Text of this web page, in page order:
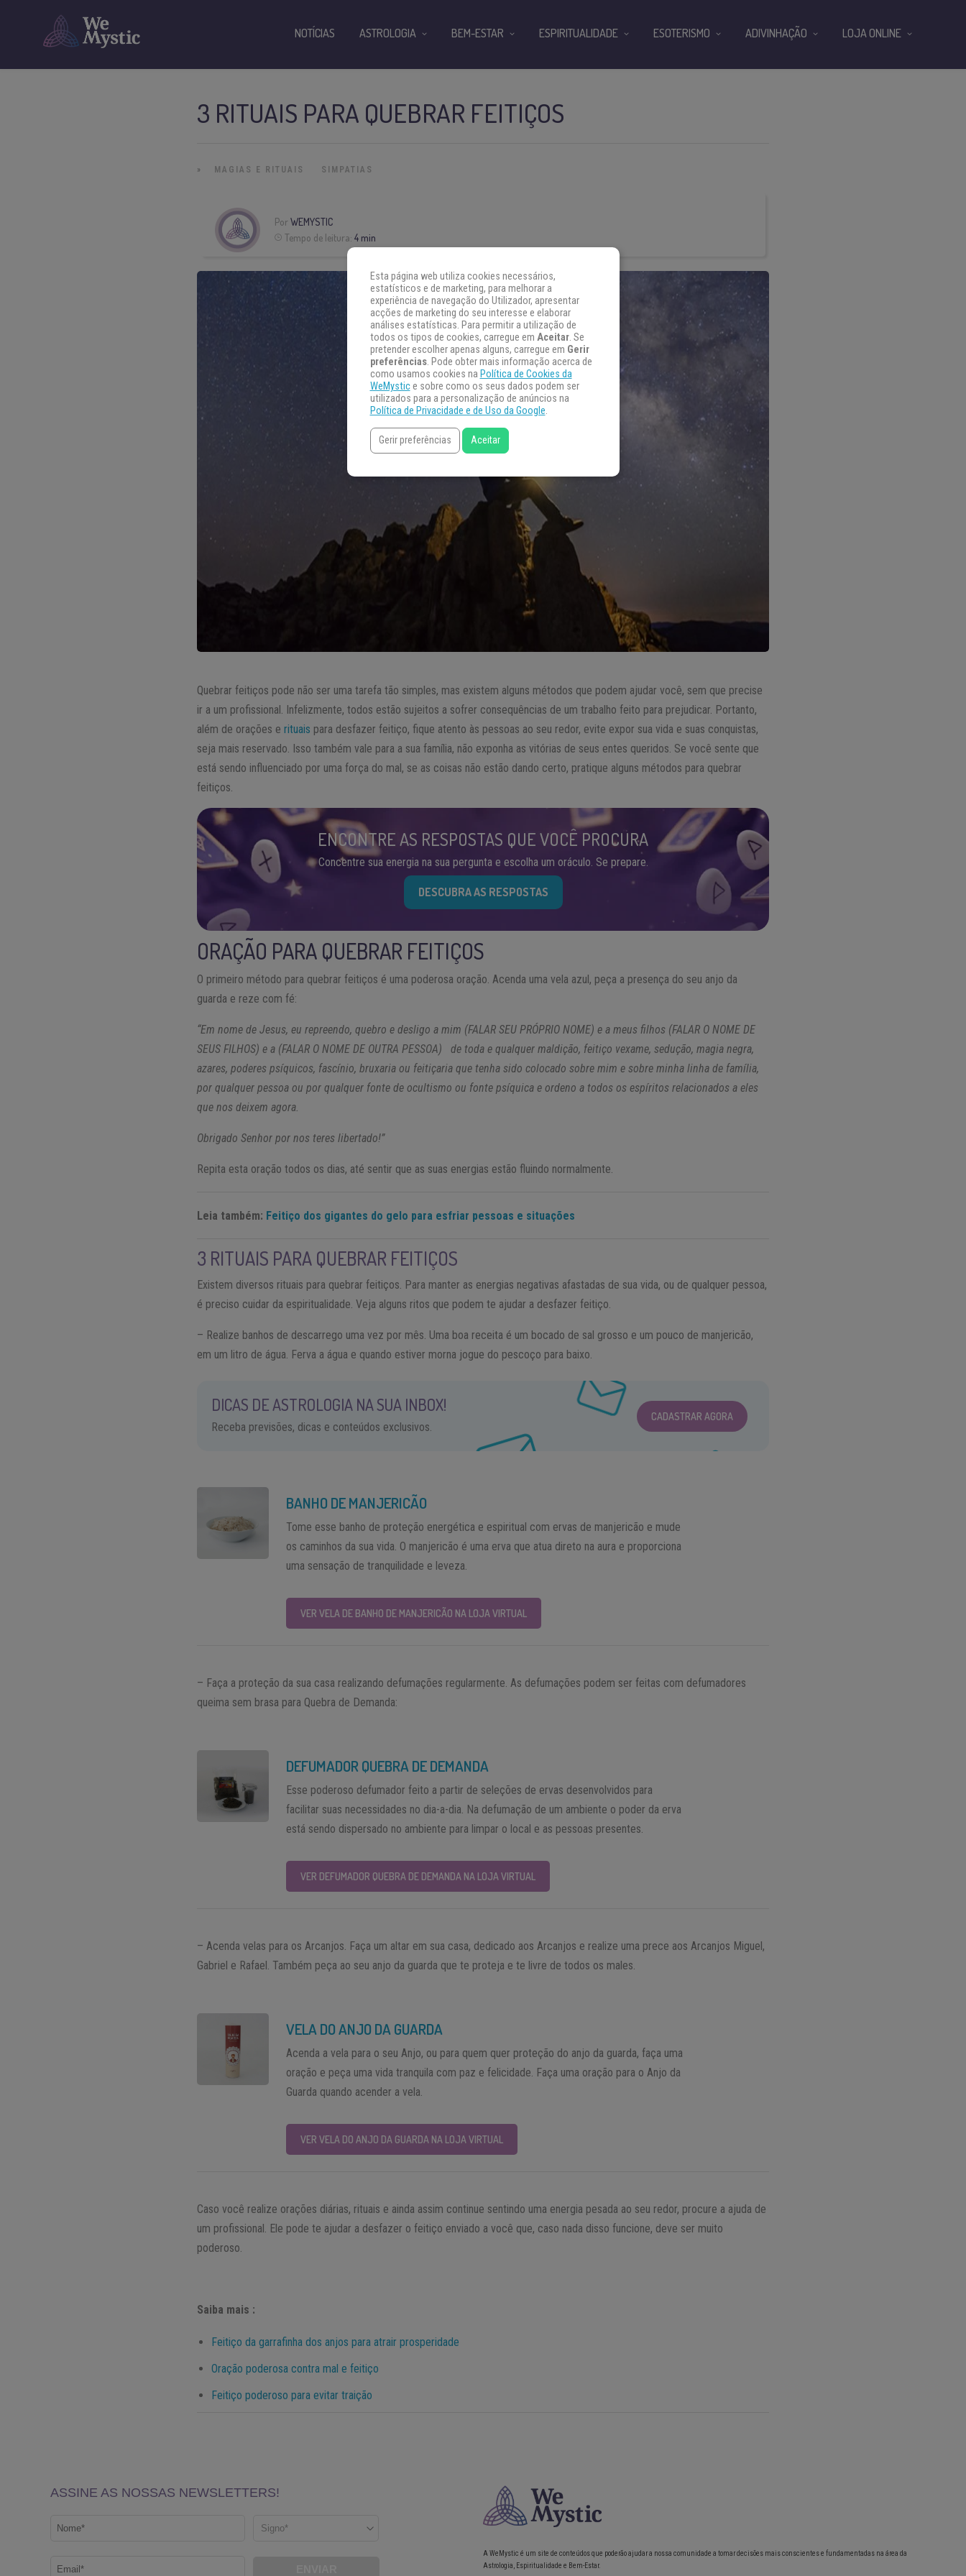
3 RITUAIS PARA QUEBRAR FEITIÇOS
» MAGIAS E RITUAIS SIMPATIAS
Por WEMYSTIC
Tempo de leitura: 4 min
Quebrar feitiços pode não ser uma tarefa tão simples, mas existem alguns métodos que podem ajudar você, sem que precise
ir a um profissional. Infelizmente, todos estão sujeitos a sofrer consequências de um trabalho feito para prejudicar. Portanto,
além de orações erituais para desfazer feitiço, fique atento às pessoas ao seu redor, evite expor sua vida e suas conquistas,
seja mais reservado. Isso também vale para a sua família, não exponha as vitórias de seus entes queridos. Se você sente que
está sendo influenciado por uma força do mal, se as coisas não estão dando certo, pratique alguns métodos para quebrar
feitiços.
ENCONTRE AS RESPOSTAS QUE VOCÊ PROCURA
Concentre sua energia na sua pergunta e escolha um oráculo. Se prepare.
DESCUBRA AS RESPOSTAS
ORAÇÃO PARA QUEBRAR FEITIÇOS
O primeiro método para quebrar feitiços é uma poderosa oração. Acenda uma vela azul, peça a presença do seu anjo da
guarda e reze com fé:
“Em nome de Jesus, eu repreendo, quebro e desligo a mim (FALAR SEU PRÓPRIO NOME) e a meus filhos (FALAR O NOME DE
SEUS FILHOS) e a (FALAR O NOME DE OUTRA PESSOA) de toda e qualquer maldição, feitiço vexame, sedução, magia negra,
azares, poderes psíquicos, fascínio, bruxaria ou feitiçaria que tenha sido colocado sobre mim e sobre minha linha de família,
por qualquer pessoa ou por qualquer fonte de ocultismo ou fonte psíquica e ordeno a todos os espíritos relacionados a eles
que nos deixem agora.
Obrigado Senhor por nos teres libertado!”
Repita esta oração todos os dias, até sentir que as suas energias estão fluindo normalmente.
Leia também: Feitiço dos gigantes do gelo para esfriar pessoas e situações
3 RITUAIS PARA QUEBRAR FEITIÇOS
Existem diversos rituais para quebrar feitiços. Para manter as energias negativas afastadas de sua vida, ou de qualquer pessoa,
é preciso cuidar da espiritualidade. Veja alguns ritos que podem te ajudar a desfazer feitiço.
– Realize banhos de descarrego uma vez por mês. Uma boa receita é um bocado de sal grosso e um pouco de manjericão,
em um litro de água. Ferva a água e quando estiver morna jogue do pescoço para baixo.
DICAS DE ASTROLOGIA NA SUA INBOX!
Receba previsões, dicas e conteúdos exclusivos.
CADASTRAR AGORA
BANHO DE MANJERICÃO
Tome esse banho de proteção energética e espiritual com ervas de manjericão e mude
os caminhos da sua vida. O manjericão é uma erva que atua direto na aura e proporciona
uma sensação de tranquilidade e leveza.
VER VELA DE BANHO DE MANJERICÃO NA LOJA VIRTUAL
– Faça a proteção da sua casa realizando defumações regularmente. As defumações podem ser feitas com defumadores
queima sem brasa para Quebra de Demanda:
DEFUMADOR QUEBRA DE DEMANDA
Esse poderoso defumador feito a partir de seleções de ervas desenvolvidos para
facilitar suas necessidades no dia-a-dia. Na defumação de um ambiente o poder da erva
está sendo dispersado no ambiente para limpar o local e as pessoas presentes.
VER DEFUMADOR QUEBRA DE DEMANDA NA LOJA VIRTUAL
– Acenda velas para os Arcanjos. Faça um altar em sua casa, dedicado aos Arcanjos e realize uma prece aos Arcanjos Miguel,
Gabriel e Rafael. Também peça ao seu anjo da guarda que te proteja e te livre de todos os males.
VELA DO ANJO DA GUARDA
Acenda a vela para o seu Anjo, ou para quem quer proteção do anjo da guarda, faça uma
oração e peça uma vida tranquila com paz e felicidade. Faça uma oração para o Anjo da
Guarda quando acender a vela.
VER VELA DO ANJO DA GUARDA NA LOJA VIRTUAL
Caso você realize orações diárias, rituais e ainda assim continue sentindo uma energia pesada ao seu redor, procure a ajuda de
um profissional. Ele pode te ajudar a desfazer o feitiço enviado a você que, caso nada disso funcione, deve ser muito
poderoso.
Saiba mais :
Feitiço da garrafinha dos anjos para atrair prosperidade
Oração poderosa contra mal e feitiço
Feitiço poderoso para evitar traição
NOTÍCIAS ASTROLOGIA BEM-ESTAR ESPIRITUALIDADE ESOTERISMO ADIVINHAÇÃO LOJA ONLINE
A WeMystic é um site de conteúdos que poderão ajudar a nossa comunidade a tomar decisões mais conscientes e fundamentadas na área da
Astrologia, Espiritualidade e Bem-Estar.
Esta página web utiliza cookies necessários,
estatísticos e de marketing, para melhorar a
experiência de navegação do Utilizador, apresentar
acções de marketing do seu interesse e elaborar
análises estatísticas. Para permitir a utilização de
todos os tipos de cookies, carregue em Aceitar. Se
pretender escolher apenas alguns, carregue em Gerir
preferências. Pode obter mais informação acerca de
como usamos cookies na Política de Cookies da
WeMystice sobre como os seus dados podem ser
utilizados para a personalização de anúncios na
Política de Privacidade e de Uso da Google.
Gerir preferências Aceitar